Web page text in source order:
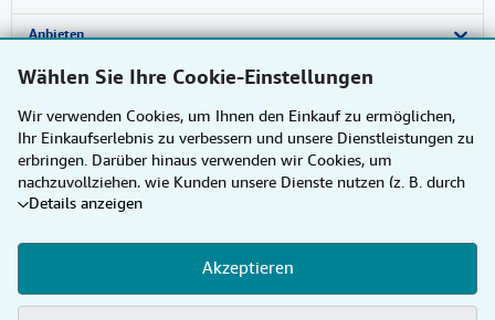
Wählen Sie Ihre Cookie-Einstellungen
Wir verwenden Cookies, um Ihnen den Einkauf zu ermöglichen,
Ihr Einkaufserlebnis zu verbessern und unsere Dienstleistungen zu
erbringen. Darüber hinaus verwenden wir Cookies, um
nachzuvollziehen, wie Kunden unsere Dienste nutzen (z. B. durch
die Erfassung von Website-Besuchen), sodass wir Optimierungen
Cookies von Drittanbietern ein, um in Anzeigen relevante Inhalte
darzustellen und die Effizienz von Anzeigen zu ermitteln. Wählen
Sie „Ablehnen" aus, um abzulehnen, oder „Personalisieren", um
mehr zu erfahren. Sie können Ihre Auswahl jederzeit ändern,
Details anzeigen
Akzeptieren
Detailsuche
Sammlungen
Nutzerkonto
Meine Bestellungen
Warenkorb
Anbieten
Verkäufer werden
Partnerprogramm
Empfehlen Sie einen Verkäufer
Über uns
Über uns / Impressum
Presse
Karriere
Datenschutzerklärung
Hilfe
Hilfebereich
Kundenservice
Weitere AbeBooks Unternehmen
AbeBooks.com
AbeBooks.co.uk
AbeBooks folgen